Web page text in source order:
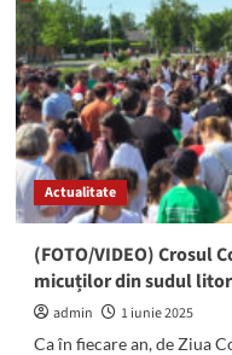
„1
Iunie
în
trei
locuri,
dar
cu
aceeași
bucurie”
Actualitate
(FOTO/VIDEO) Crosul
micuților din sudul
admin
1 iunie 2025
Ca în fiecare an, de Ziua